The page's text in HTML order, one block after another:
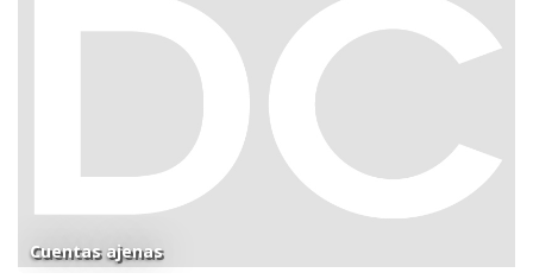
Cuentas ajenas